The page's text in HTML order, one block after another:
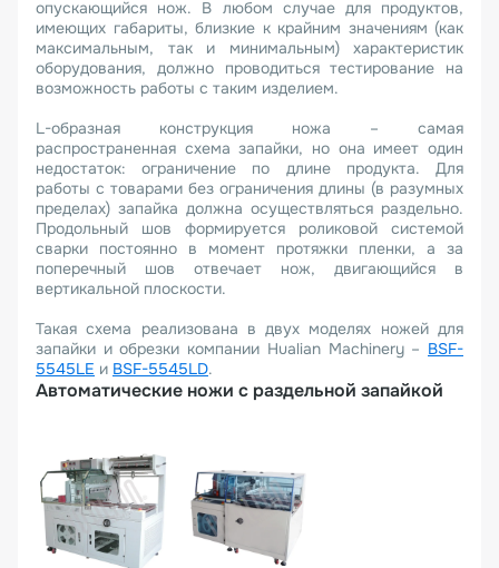
опускающийся нож. В любом случае для продуктов,
имеющих габариты, близкие к крайним значениям (как
максимальным, так и минимальным) характеристик
оборудования, должно проводиться тестирование на
возможность работы с таким изделием.
L-образная конструкция ножа – самая
распространенная схема запайки, но она имеет один
недостаток: ограничение по длине продукта. Для
работы с товарами без ограничения длины (в разумных
пределах) запайка должна осуществляться раздельно.
Продольный шов формируется роликовой системой
сварки постоянно в момент протяжки пленки, а за
поперечный шов отвечает нож, двигающийся в
вертикальной плоскости.
Такая схема реализована в двух моделях ножей для
запайки и обрезки компании Hualian Machinery – BSF-
5545LE и BSF-5545LD.
Автоматические ножи с раздельной запайкой